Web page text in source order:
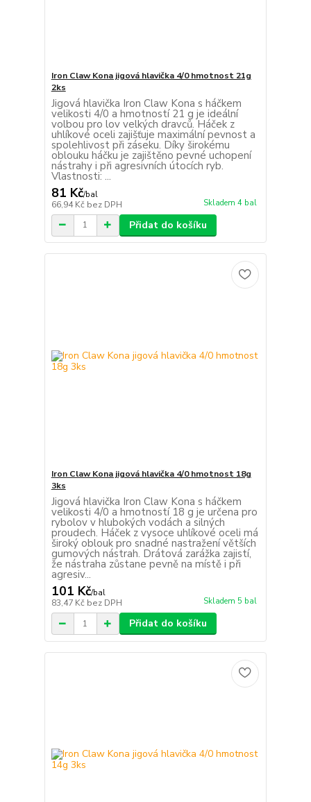
Iron Claw Kona jigová hlavička 4/0 hmotnost 21g
2ks
Jigová hlavička Iron Claw Kona s háčkem
velikosti 4/0 a hmotností 21 g je ideální
volbou pro lov velkých dravců. Háček z
uhlíkové oceli zajišťuje maximální pevnost a
spolehlivost při záseku. Díky širokému
oblouku háčku je zajištěno pevné uchopení
nástrahy i při agresivních útocích ryb.
Vlastnosti: ...
81 Kč/bal
66,94 Kč bez DPH Skladem 4 bal
Přidat do košíku
Iron Claw Kona jigová hlavička 4/0 hmotnost 18g
3ks
Jigová hlavička Iron Claw Kona s háčkem
velikosti 4/0 a hmotností 18 g je určena pro
rybolov v hlubokých vodách a silných
proudech. Háček z vysoce uhlíkové oceli má
široký oblouk pro snadné nastražení větších
gumových nástrah. Drátová zarážka zajistí,
že nástraha zůstane pevně na místě i při
agresiv...
101 Kč/bal
83,47 Kč bez DPH Skladem 5 bal
Přidat do košíku